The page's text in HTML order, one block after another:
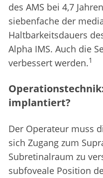
des AMS bei 4,7
siebenfache der
Haltbarkeitsdauers
Alpha IMS. Auch die
verbessert werden.1
implantiert?
Der Operateur muss
sich Zugang zum
Subretinalraum zu
subfoveale Position